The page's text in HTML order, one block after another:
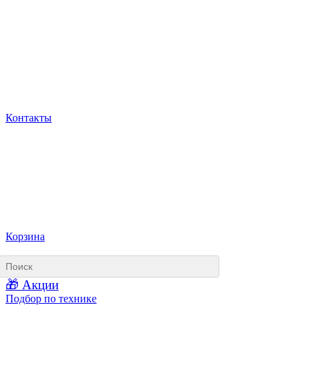
Контакты
Корзина
🎁 Акции
Подбор по технике